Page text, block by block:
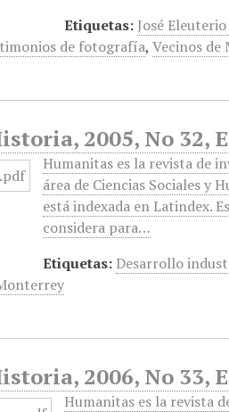
Etiquetas: José
de fotografía,Vecinos
2005, No 32,
Humanitas es la revista de
área de Ciencias Sociales y
está indexada en Latindex.
considera para…
Etiquetas: Desarrollo
2006, No 33,
Humanitas es la revista